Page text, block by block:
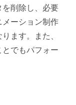
削除し、必要
メーション制作
ます。また、
でもパフォー